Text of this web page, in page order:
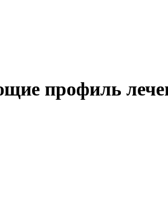
профиль